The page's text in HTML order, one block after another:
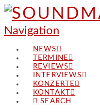
Navigation
NEWS
TERMINE
REVIEWS
INTERVIEWS
KONZERTE
KONTAKT
SEARCH